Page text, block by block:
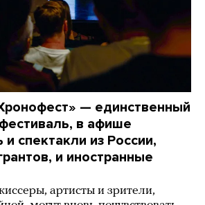
— единственный
в афише
и спектакли из России,
и иностранные
артисты и зрители,